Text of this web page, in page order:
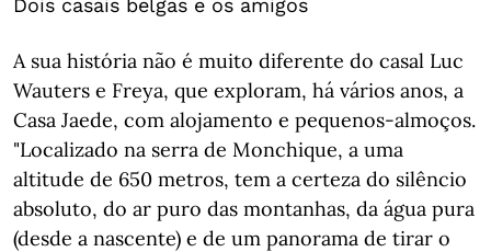
Dois casais belgas e os amigos
A sua história não é muito diferente do casal Luc
Wauters e Freya, que exploram, há vários anos, a
Casa Jaede, com alojamento e pequenos-almoços.
"Localizado na serra de Monchique, a uma
altitude de 650 metros, tem a certeza do silêncio
absoluto, do ar puro das montanhas, da água pura
(desde a nascente) e de um panorama de tirar o